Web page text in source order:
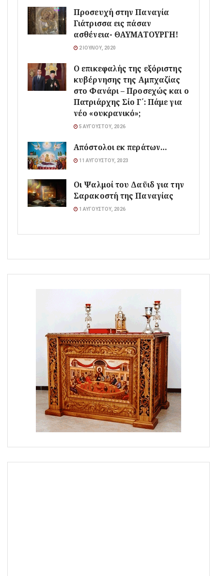
Προσευχή στην Παναγία
Γιάτρισσα εις πάσαν
ασθένεια- ΘΑΥΜΑΤΟΥΡΓΗ!
2 ΙΟΥΛΊΟΥ, 2020
Ο επικεφαλής της εξόριστης
κυβέρνησης της Αμπχαζίας
στο Φανάρι – Προσεχώς και ο
Πατριάρχης Σίο Γ΄: Πάμε για
νέο «ουκρανικό»;
5 ΑΥΓΟΎΣΤΟΥ, 2026
Απόστολοι εκ περάτων…
11 ΑΥΓΟΎΣΤΟΥ, 2023
Οι Ψαλμοί του Δαϋιδ για την
Σαρακοστή της Παναγίας
1 ΑΥΓΟΎΣΤΟΥ, 2026